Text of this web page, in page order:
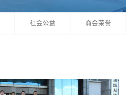
社会公益 商会荣誉